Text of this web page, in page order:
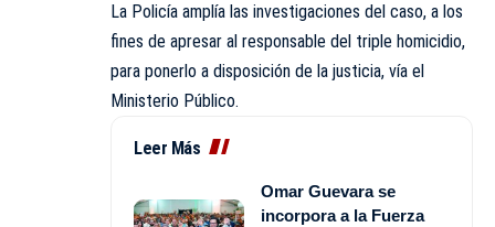
La Policía amplía las investigaciones del caso, a los
fines de apresar al responsable del triple homicidio,
para ponerlo a disposición de la justicia, vía el
Ministerio Público.
Leer Más
Omar Guevara se
incorpora a la Fuerza